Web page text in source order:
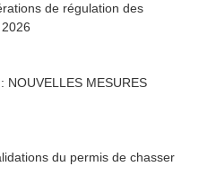
de régulation des
NOUVELLES MESURES
du permis de chasser